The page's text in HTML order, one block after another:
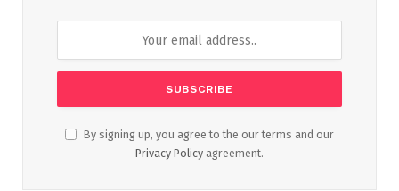
By signing up, you agree to the our terms and our
Privacy Policy agreement.